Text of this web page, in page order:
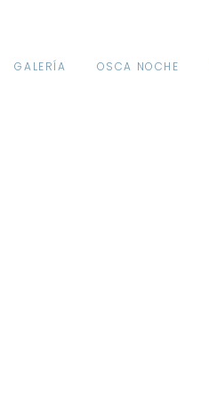
GALERÍA OSCA NOCHE